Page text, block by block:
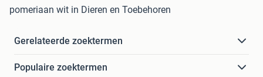
pomeriaan wit in Dieren en Toebehoren
Gerelateerde zoektermen
Populaire zoektermen